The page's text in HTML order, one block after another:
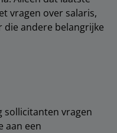
vragen over salaris,
die andere belangrijke
sollicitanten vragen
aan een